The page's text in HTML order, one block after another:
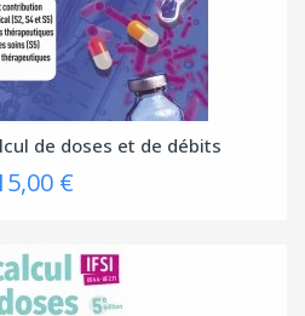
de doses et de débits
€